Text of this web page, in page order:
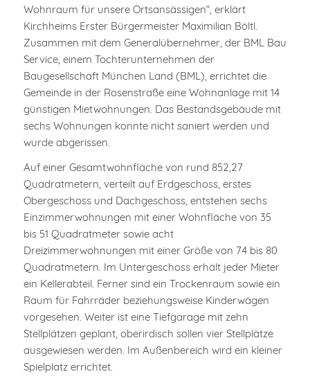
Wohnraum für unsere Ortsansässigen“, erklärt
Kirchheims Erster Bürgermeister Maximilian Böltl.
Zusammen mit dem Generalübernehmer, der BML Bau
Service, einem Tochterunternehmen der
Baugesellschaft München Land (BML), errichtet die
Gemeinde in der Rosenstraße eine Wohnanlage mit 14
günstigen Mietwohnungen. Das Bestandsgebäude mit
sechs Wohnungen konnte nicht saniert werden und
wurde abgerissen.
Auf einer Gesamtwohnfläche von rund 852,27
Quadratmetern, verteilt auf Erdgeschoss, erstes
Obergeschoss und Dachgeschoss, entstehen sechs
Einzimmerwohnungen mit einer Wohnfläche von 35
bis 51 Quadratmeter sowie acht
Dreizimmerwohnungen mit einer Größe von 74 bis 80
Quadratmetern. Im Untergeschoss erhält jeder Mieter
ein Kellerabteil. Ferner sind ein Trockenraum sowie ein
Raum für Fahrräder beziehungsweise Kinderwägen
vorgesehen. Weiter ist eine Tiefgarage mit zehn
Stellplätzen geplant, oberirdisch sollen vier Stellplätze
ausgewiesen werden. Im Außenbereich wird ein kleiner
Spielplatz errichtet.